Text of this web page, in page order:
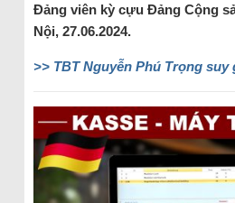
Đảng viên kỳ cựu Đảng Cộng
Nội, 27.06.2024.
>> TBT Nguyễn Phú Trọng suy